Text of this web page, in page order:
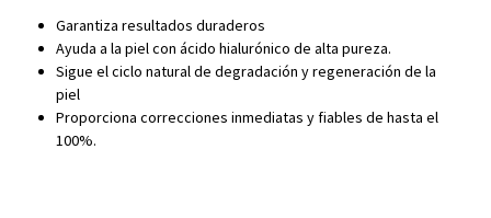
Garantiza resultados duraderos
Ayuda a la piel con ácido hialurónico de alta pureza.
Sigue el ciclo natural de degradación y regeneración de la
piel
Proporciona correcciones inmediatas y fiables de hasta el
100%.